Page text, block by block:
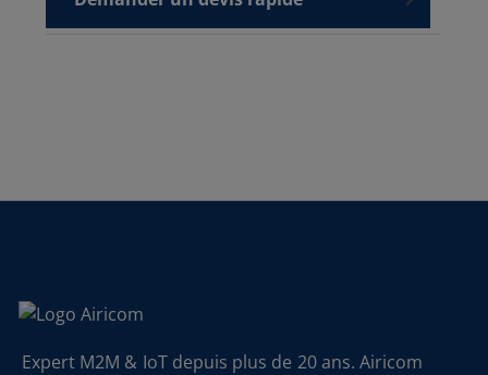
Expert M2M & IoT depuis plus de 20 ans. Airicom